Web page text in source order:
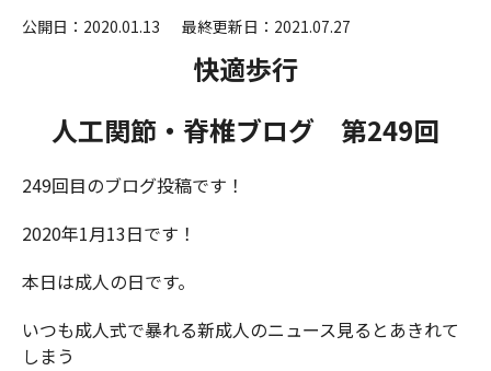
公開日：2020.01.13 最終更新日：2021.07.27
快適歩行
人工関節・脊椎ブログ 第249回
249回目のブログ投稿です！
2020年1月13日です！
本日は成人の日です。
いつも成人式で暴れる新成人のニュース見るとあきれて
しまう